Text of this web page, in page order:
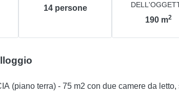
14 persone
190 m2
(piano terra) - 75 m2 con due camere da